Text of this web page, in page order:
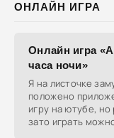
ОНЛАЙН ИГРА
Онлайн игра
часа ночи»
Я на листочке
положено
игру на ютубе,
зато играть